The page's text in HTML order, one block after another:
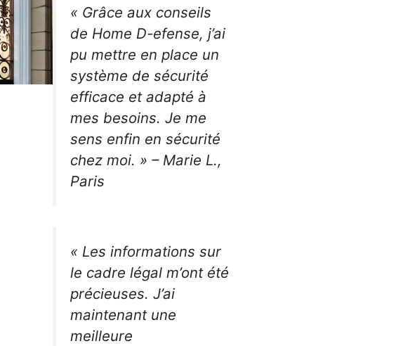
« Grâce aux conseils
de Home D-efense, j’ai
pu mettre en place un
système de sécurité
efficace et adapté à
mes besoins. Je me
sens enfin en sécurité
chez moi. » – Marie L.,
Paris
« Les informations sur
le cadre légal m’ont été
précieuses. J’ai
maintenant une
meilleure